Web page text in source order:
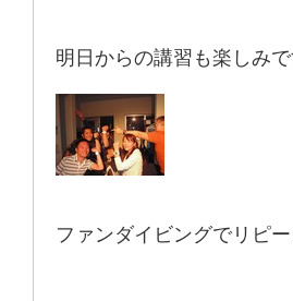
明日からの講習も楽しみ
ファンダイビングでリピ